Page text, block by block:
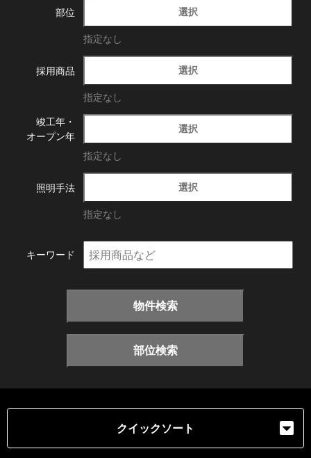
部位 選択
指定なし
採用商品 選択
指定なし
竣工年・
オープン年
選択
指定なし
照明手法 選択
指定なし
キーワード
物件検索
部位検索
クイックソート